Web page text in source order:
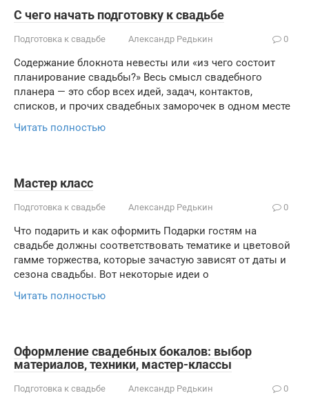
С чего начать подготовку к свадьбе
Подготовка к свадьбе Александр Редькин 0
Содержание блокнота невесты или «из чего состоит
планирование свадьбы?» Весь смысл свадебного
планера — это сбор всех идей, задач, контактов,
списков, и прочих свадебных заморочек в одном месте
Читать полностью
Мастер класс
Подготовка к свадьбе Александр Редькин 0
Что подарить и как оформить Подарки гостям на
свадьбе должны соответствовать тематике и цветовой
гамме торжества, которые зачастую зависят от даты и
сезона свадьбы. Вот некоторые идеи о
Читать полностью
Оформление свадебных бокалов: выбор
материалов, техники, мастер-классы
Подготовка к свадьбе Александр Редькин 0